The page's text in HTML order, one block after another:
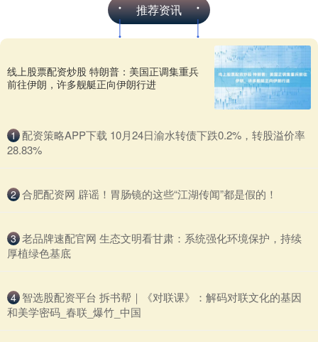
推荐资讯
线上股票配资炒股 特朗普：美国正调集重兵
前往伊朗，许多舰艇正向伊朗行进
1 ​配资策略APP下载 10月24日渝水转债下跌0.2%，转股溢价率
28.83%
2 ​合肥配资网 辟谣！胃肠镜的这些“江湖传闻”都是假的！
3 ​老品牌速配官网 生态文明看甘肃：系统强化环境保护，持续
厚植绿色基底
4 ​智选股配资平台 拆书帮｜《对联课》：解码对联文化的基因
和美学密码_春联_爆竹_中国